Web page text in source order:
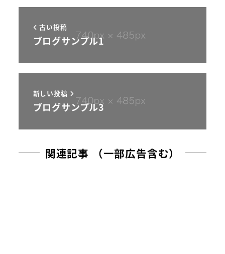
古い投稿
ブログサンプル1
新しい投稿
ブログサンプル3
関連記事 （一部広告含む）